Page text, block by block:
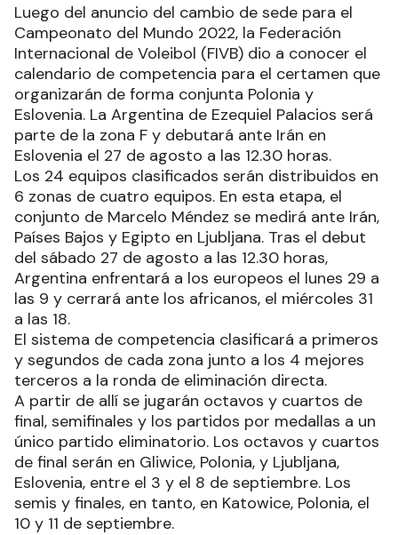
Luego del anuncio del cambio de sede para el
Campeonato del Mundo 2022, la Federación
Internacional de Voleibol (FIVB) dio a conocer el
calendario de competencia para el certamen que
organizarán de forma conjunta Polonia y
Eslovenia. La Argentina de Ezequiel Palacios será
parte de la zona F y debutará ante Irán en
Eslovenia el 27 de agosto a las 12.30 horas.
Los 24 equipos clasificados serán distribuidos en
6 zonas de cuatro equipos. En esta etapa, el
conjunto de Marcelo Méndez se medirá ante Irán,
Países Bajos y Egipto en Ljubljana. Tras el debut
del sábado 27 de agosto a las 12.30 horas,
Argentina enfrentará a los europeos el lunes 29 a
las 9 y cerrará ante los africanos, el miércoles 31
a las 18.
El sistema de competencia clasificará a primeros
y segundos de cada zona junto a los 4 mejores
terceros a la ronda de eliminación directa.
A partir de allí se jugarán octavos y cuartos de
final, semifinales y los partidos por medallas a un
único partido eliminatorio. Los octavos y cuartos
de final serán en Gliwice, Polonia, y Ljubljana,
Eslovenia, entre el 3 y el 8 de septiembre. Los
semis y finales, en tanto, en Katowice, Polonia, el
10 y 11 de septiembre.